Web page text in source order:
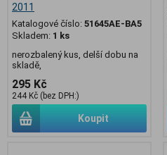
2011
Katalogové číslo: 51645AE-BA5
Skladem: 1 ks
nerozbalený kus, delší dobu na
skladě,
295 Kč
244 Kč (bez DPH:)
Koupit